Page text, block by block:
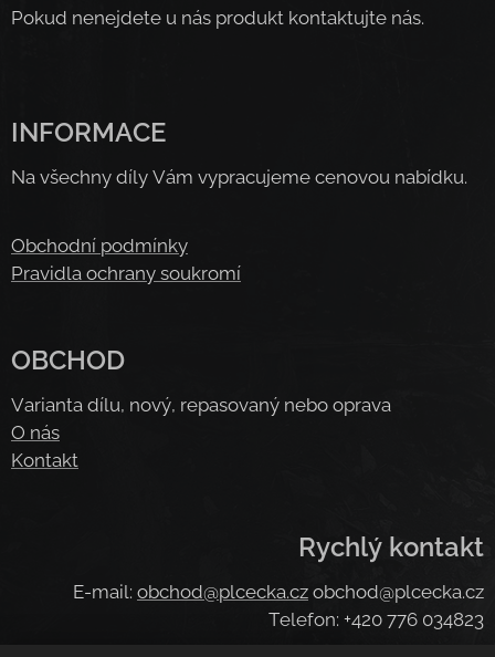
Pokud nenejdete u nás produkt kontaktujte nás.
INFORMACE
Na všechny díly Vám vypracujeme cenovou nabídku.
Obchodní podmínky
Pravidla ochrany soukromí
OBCHOD
Varianta dílu, nový, repasovaný nebo oprava
O nás
Kontakt
Rychlý kontakt
E-mail: obchod@plcecka.cz obchod@plcecka.cz
Telefon: +420 776 034823